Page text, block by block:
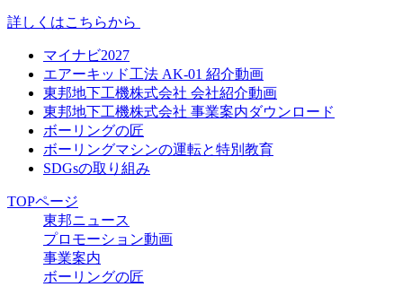
詳しくはこちらから
マイナビ2027
エアーキッド工法 AK-01 紹介動画
東邦地下工機株式会社 会社紹介動画
東邦地下工機株式会社 事業案内ダウンロード
ボーリングの匠
ボーリングマシンの運転と特別教育
SDGsの取り組み
TOPページ
東邦ニュース
プロモーション動画
事業案内
ボーリングの匠